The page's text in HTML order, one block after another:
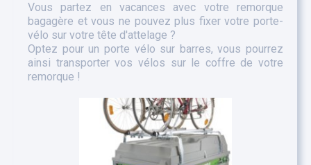
Vous partez en vacances avec votre remorque
bagagère et vous ne pouvez plus fixer votre porte-
vélo sur votre tête d'attelage ?
Optez pour un porte vélo sur barres, vous pourrez
ainsi transporter vos vélos sur le coffre de votre
remorque !